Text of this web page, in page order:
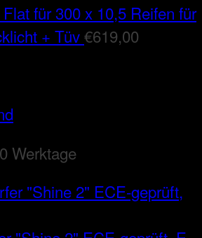
für 300 x 10,5 Reifen für
+ Tüv€619,00
Werktage